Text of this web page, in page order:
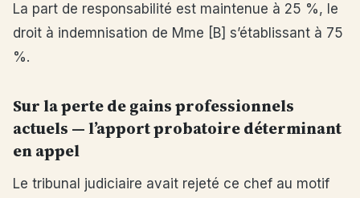
La part de responsabilité est maintenue à 25 %, le
droit à indemnisation de Mme [B] s’établissant à 75
%.
Sur la perte de gains professionnels
actuels — l’apport probatoire déterminant
en appel
Le tribunal judiciaire avait rejeté ce chef au motif